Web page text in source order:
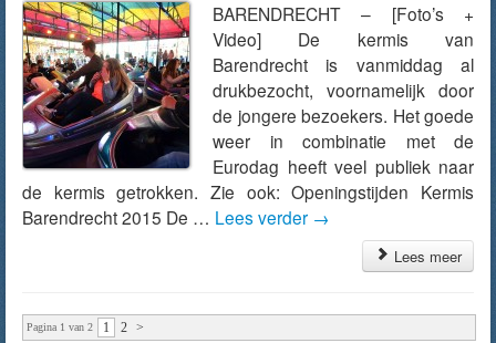
BARENDRECHT – [Foto’s +
Video] De kermis van
Barendrecht is vanmiddag al
drukbezocht, voornamelijk door
de jongere bezoekers. Het goede
weer in combinatie met de
Eurodag heeft veel publiek naar
de kermis getrokken. Zie ook: Openingstijden Kermis
Barendrecht 2015 De … Lees verder →
Lees meer
Pagina 1 van 2 1 2 >